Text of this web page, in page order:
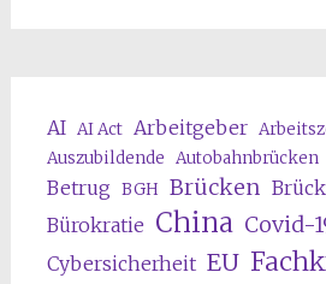
AI AI Act Arbeitgeber
Auszubildende Autobahnbrücken
Betrug BGH Brücken
Bürokratie China Covid-
Cybersicherheit EU